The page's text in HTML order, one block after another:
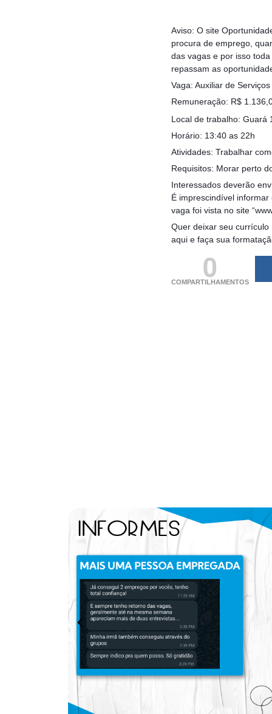
Aviso: O site
procura de emprego,
das vagas e por isso
repassam as
Vaga: Auxiliar de
Remuneração: R$
Local de trabalho: Guará
Horário: 13:40 as 22h
Atividades: Trabalhar
Requisitos: Morar perto
Interessados deverão
É imprescindível informar
vaga foi vista no site
Quer deixar seu
aqui e faça sua
0
COMPARTILHAMENTOS